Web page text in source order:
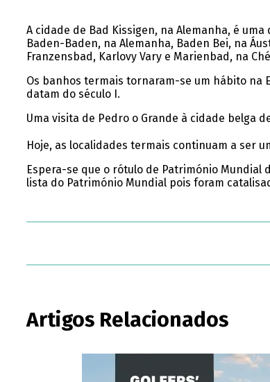
A cidade de Bad Kissigen, na Alemanha, é uma
Baden-Baden, na Alemanha, Baden Bei, na
Franzensbad, Karlovy Vary e Marienbad, na
Os banhos termais tornaram-se um hábito na
datam do século I.
Uma visita de Pedro o Grande à cidade belga
Hoje, as localidades termais continuam a ser
Espera-se que o rótulo de Património Mundial
lista do Património Mundial pois foram
Artigos Relacionados